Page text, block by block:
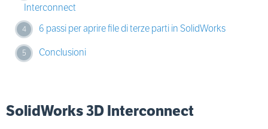
Interconnect
6 passi per aprire file di terze parti in SolidWorks
Conclusioni
SolidWorks 3D Interconnect